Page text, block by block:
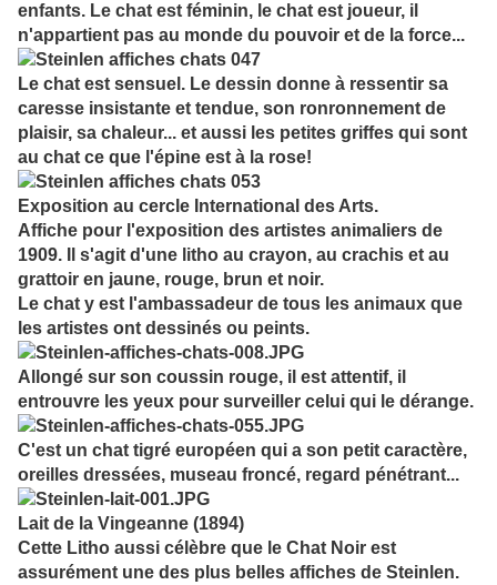
enfants. Le chat est féminin, le chat est joueur, il
n'appartient pas au monde du pouvoir et de la force...
Le chat est sensuel. Le dessin donne à ressentir sa
caresse insistante et tendue, son ronronnement de
plaisir, sa chaleur... et aussi les petites griffes qui sont
au chat ce que l'épine est à la rose!
Exposition au cercle International des Arts.
Affiche pour l'exposition des artistes animaliers de
1909. Il s'agit d'une litho au crayon, au crachis et au
grattoir en jaune, rouge, brun et noir.
Le chat y est l'ambassadeur de tous les animaux que
les artistes ont dessinés ou peints.
Allongé sur son coussin rouge, il est attentif, il
entrouvre les yeux pour surveiller celui qui le dérange.
C'est un chat tigré européen qui a son petit caractère,
oreilles dressées, museau froncé, regard pénétrant...
Lait de la Vingeanne (1894)
Cette Litho aussi célèbre que le Chat Noir est
assurément une des plus belles affiches de Steinlen.